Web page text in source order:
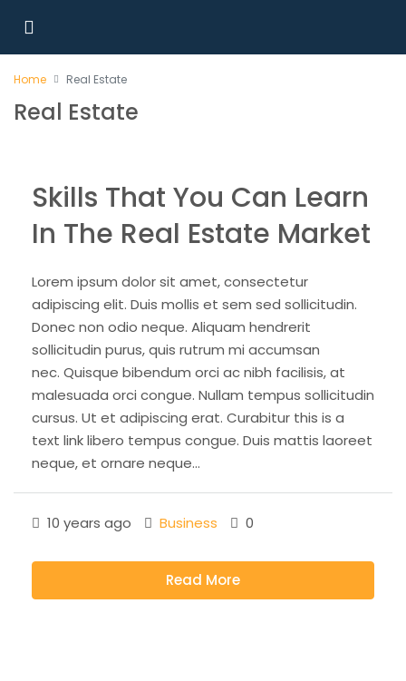
Home Real Estate
Real Estate
Skills That You Can Learn
In The Real Estate Market
Lorem ipsum dolor sit amet, consectetur
adipiscing elit. Duis mollis et sem sed sollicitudin.
Donec non odio neque. Aliquam hendrerit
sollicitudin purus, quis rutrum mi accumsan
nec. Quisque bibendum orci ac nibh facilisis, at
malesuada orci congue. Nullam tempus sollicitudin
cursus. Ut et adipiscing erat. Curabitur this is a
text link libero tempus congue. Duis mattis laoreet
neque, et ornare neque...
10 years ago Business 0
Read More